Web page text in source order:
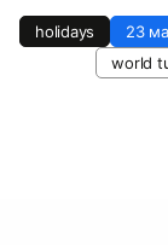
holidays 23
world